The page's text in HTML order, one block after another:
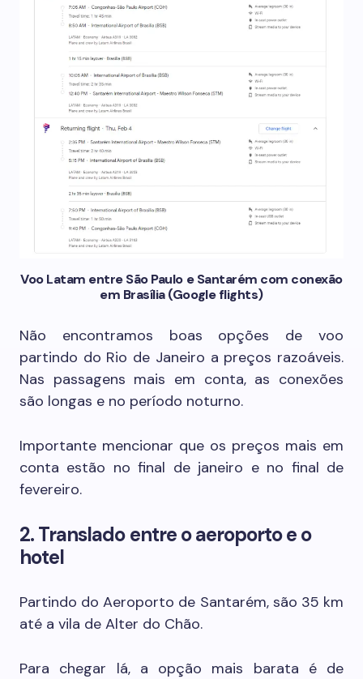
Voo Latam entre São Paulo e Santarém com conexão
em Brasília (Google flights)
Não encontramos boas opções de voo
partindo do Rio de Janeiro a preços razoáveis.
Nas passagens mais em conta, as conexões
são longas e no período noturno.
Importante mencionar que os preços mais em
conta estão no final de janeiro e no final de
fevereiro.
2. Translado entre o aeroporto e o
hotel
Partindo do Aeroporto de Santarém, são 35 km
até a vila de Alter do Chão.
Para chegar lá, a opção mais barata é de